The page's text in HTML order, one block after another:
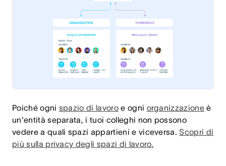
Poiché ogni spazio di lavoroe ogni organizzazione è
un'entità separata, i tuoi colleghi non possono
vedere a quali spazi appartieni e viceversa.Scopri di
più sulla privacy degli spazi di lavoro.